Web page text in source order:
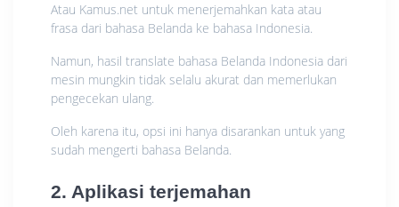
Atau Kamus.net untuk menerjemahkan kata atau
frasa dari bahasa Belanda ke bahasa Indonesia.
Namun, hasil translate bahasa Belanda Indonesia dari
mesin mungkin tidak selalu akurat dan memerlukan
pengecekan ulang.
Oleh karena itu, opsi ini hanya disarankan untuk yang
sudah mengerti bahasa Belanda.
2. Aplikasi terjemahan